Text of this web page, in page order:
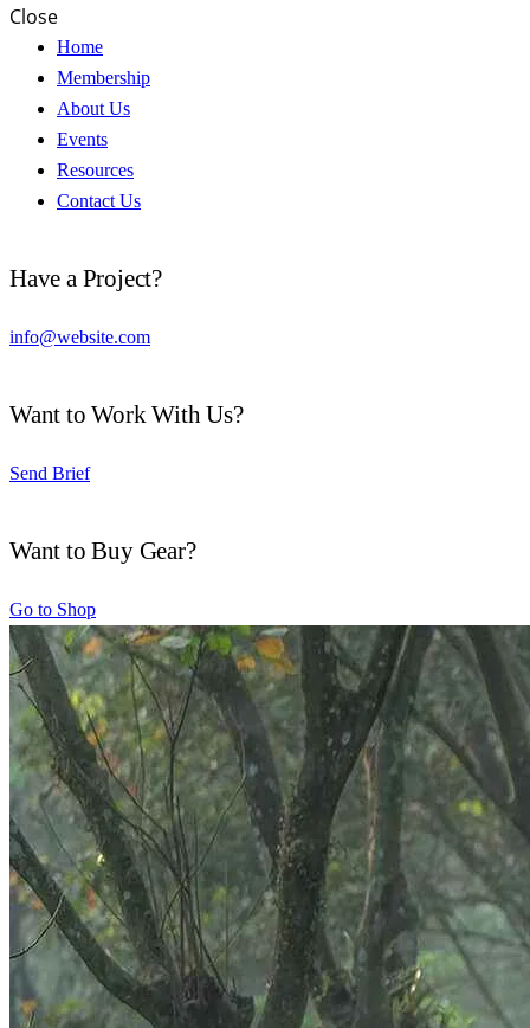
Close
Home
Membership
About Us
Events
Resources
Contact Us
Have a Project?
info@website.com
Want to Work With Us?
Send Brief
Want to Buy Gear?
Go to Shop